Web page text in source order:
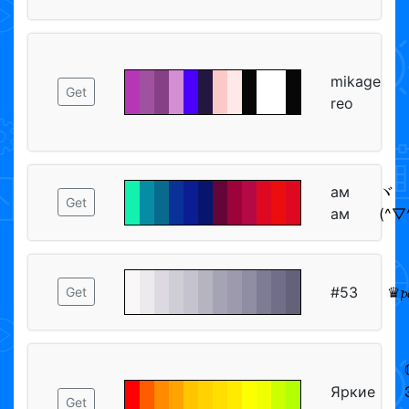
Get
mikage
reo
Get
ам
ам
ヾ
Get #53
Get
Яркие